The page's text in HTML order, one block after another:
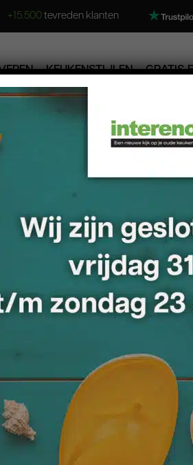
+15.500 tevreden klanten
KEUKENSTIJLEN GRATIS
keukenkastjes!
van de
het inrichten beginnen! Om je
keukenkastjes het beste kan